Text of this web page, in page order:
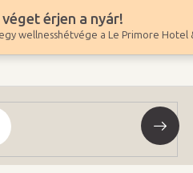
érjen a nyár!
wellnesshétvége a Le Primore